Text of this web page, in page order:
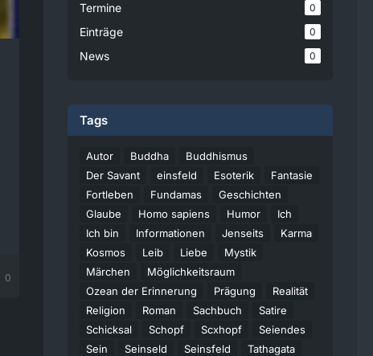
0
Termine 0
Einträge 0
News 0
Tags
Autor Buddha
Buddhismus
Der Savant
einsfeld Esoterik
Fantasie
Fortleben
Fundamas
Geschichten
Glaube
Homo sapiens Humor
Ich
Ich bin
Informationen Jenseits
Karma
Kosmos
Leib Liebe
Mystik
Märchen
Möglichkeitsraum
Ozean der Erinnerung
Prägung
Realität
Religion
Roman Sachbuch
Satire
Schicksal
Schopf Scxhopf
Seiendes
Sein
Seinseld Seinsfeld
Tathagata